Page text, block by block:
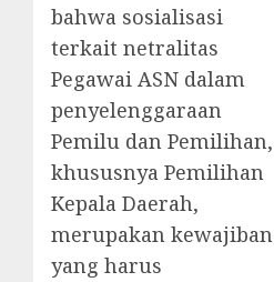
bahwa sosialisasi
terkait netralitas
Pegawai ASN dalam
penyelenggaraan
Pemilu dan Pemilihan,
khususnya Pemilihan
Kepala Daerah,
merupakan kewajiban
yang harus